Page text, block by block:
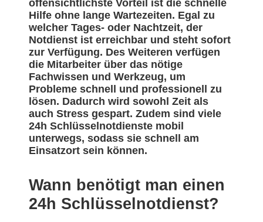
offensichtlichste Vorteil ist die schnelle
Hilfe ohne lange Wartezeiten. Egal zu
welcher Tages- oder Nachtzeit, der
Notdienst ist erreichbar und steht sofort
zur Verfügung. Des Weiteren verfügen
die Mitarbeiter über das nötige
Fachwissen und Werkzeug, um
Probleme schnell und professionell zu
lösen. Dadurch wird sowohl Zeit als
auch Stress gespart. Zudem sind viele
24h Schlüsselnotdienste mobil
unterwegs, sodass sie schnell am
Einsatzort sein können.
Wann benötigt man einen
24h Schlüsselnotdienst?